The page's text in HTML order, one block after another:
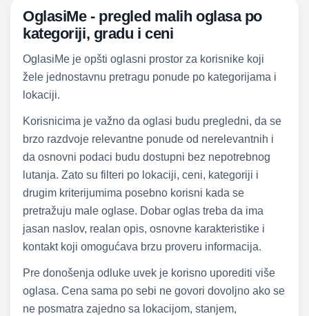
OglasiMe - pregled malih oglasa po
kategoriji, gradu i ceni
OglasiMe je opšti oglasni prostor za korisnike koji
žele jednostavnu pretragu ponude po kategorijama i
lokaciji.
Korisnicima je važno da oglasi budu pregledni, da se
brzo razdvoje relevantne ponude od nerelevantnih i
da osnovni podaci budu dostupni bez nepotrebnog
lutanja. Zato su filteri po lokaciji, ceni, kategoriji i
drugim kriterijumima posebno korisni kada se
pretražuju male oglase. Dobar oglas treba da ima
jasan naslov, realan opis, osnovne karakteristike i
kontakt koji omogućava brzu proveru informacija.
Pre donošenja odluke uvek je korisno uporediti više
oglasa. Cena sama po sebi ne govori dovoljno ako se
ne posmatra zajedno sa lokacijom, stanjem,